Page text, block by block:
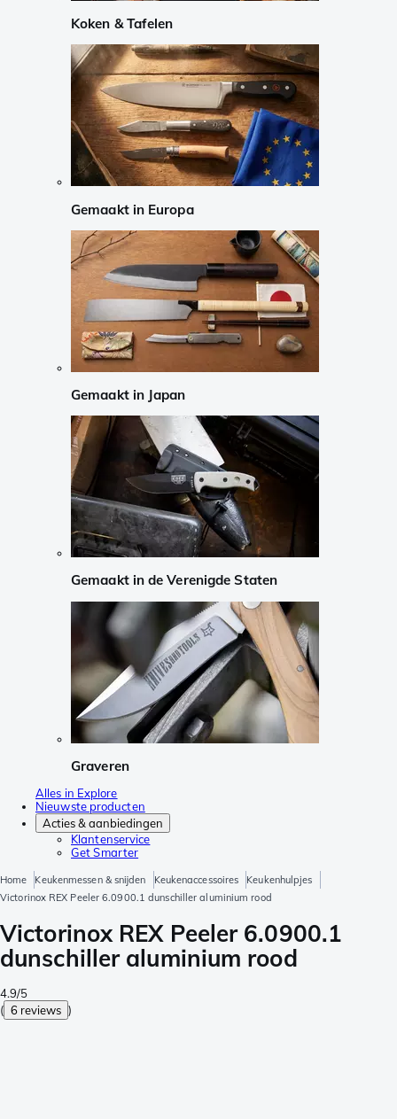
Koken & Tafelen
Gemaakt in Europa
Gemaakt in Japan
Gemaakt in de Verenigde Staten
Graveren
Alles in Explore
Nieuwste producten
Acties & aanbiedingen
Klantenservice
Get Smarter
Home Keukenmessen & snijden Keukenaccessoires
Keukenhulpjes
Victorinox REX Peeler 6.0900.1 dunschiller aluminium rood
Victorinox REX Peeler 6.0900.1
dunschiller aluminium rood
4.9/5
( 6 reviews )